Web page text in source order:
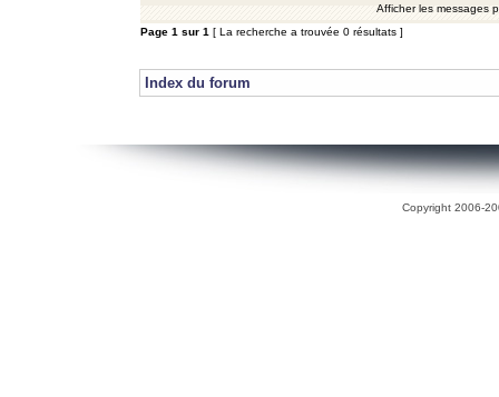
Afficher les messages
Page 1 sur 1 [ La recherche a trouvée 0 résultats ]
Index du forum
Copyright 2006-